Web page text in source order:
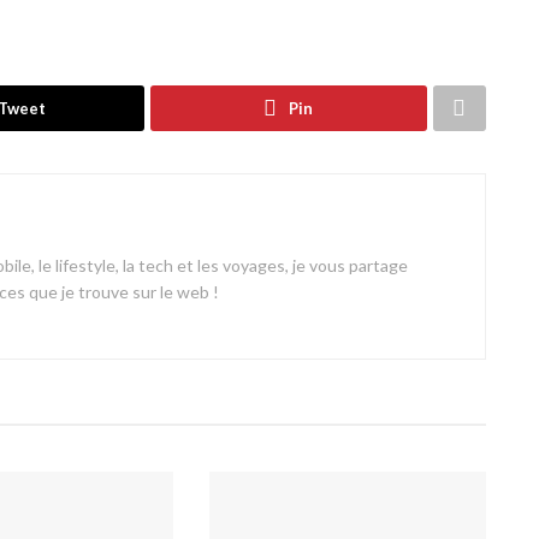
Pin
le lifestyle, la tech et les voyages, je vous partage
que je trouve sur le web !